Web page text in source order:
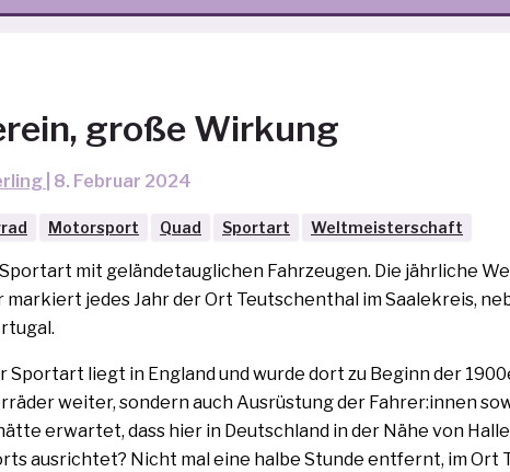
große Wirkung
8. Februar 2024
Motorsport Quad Sportart Weltmeisterschaft
mit gelän­de­taug­li­chen Fahrzeugen. Die jähr­li­che
mar­kiert jedes Jahr der Ort Teutschenthal im Saalekreis,
Sportart liegt in England und wur­de dort zu Beginn der
wei­ter, son­dern auch Ausrüstung der Fahrer:innen
erwar­tet, dass hier in Deutschland in der Nähe von
aus­rich­tet? Nicht mal eine hal­be Stunde ent­fernt, im Ort